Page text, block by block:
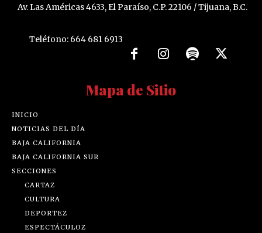
Av. Las Américas 4633, El Paraíso, C.P. 22106 / Tijuana, B.C.
Teléfono: 664 681 6913
Mapa de Sitio
INICIO
NOTICIAS DEL DÍA
BAJA CALIFORNIA
BAJA CALIFORNIA SUR
SECCIONES
CARTAZ
CULTURA
DEPORTEZ
ESPECTÁCULOZ